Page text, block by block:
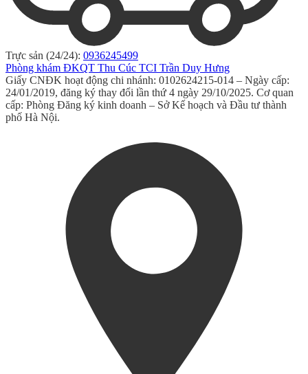
Trực sản (24/24): 0936245499
Phòng khám ĐKQT Thu Cúc TCI Trần Duy Hưng
Giấy CNĐK hoạt động chi nhánh: 0102624215-014 – Ngày cấp:
24/01/2019, đăng ký thay đổi lần thứ 4 ngày 29/10/2025. Cơ quan
cấp: Phòng Đăng ký kinh doanh – Sở Kế hoạch và Đầu tư thành
phố Hà Nội.